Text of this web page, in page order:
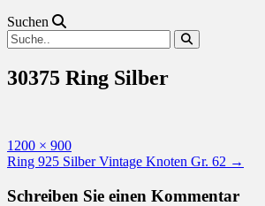
Suchen
30375 Ring Silber
Originalgröße
1200 × 900
Beitragsnavigation
Ring 925 Silber Vintage Knoten Gr. 62 →
Schreiben Sie einen Kommentar